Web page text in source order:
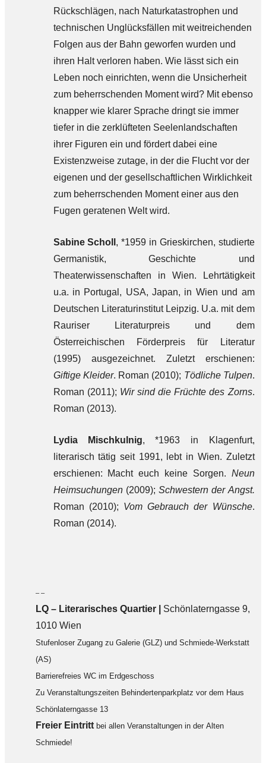
Rückschlägen, nach Naturkatastrophen und
technischen Unglücksfällen mit weitreichenden
Folgen aus der Bahn geworfen wurden und
ihren Halt verloren haben. Wie lässt sich ein
Leben noch einrichten, wenn die Unsicherheit
zum beherrschenden Moment wird? Mit ebenso
knapper wie klarer Sprache dringt sie immer
tiefer in die zerklüfteten Seelenlandschaften
ihrer Figuren ein und fördert dabei eine
Existenzweise zutage, in der die Flucht vor der
eigenen und der gesellschaftlichen Wirklichkeit
zum beherrschenden Moment einer aus den
Fugen geratenen Welt wird.
Sabine Scholl , *1959 in Grieskirchen, studierte
Germanistik, Geschichte und
Theaterwissenschaften in Wien. Lehrtätigkeit
u.a. in Portugal, USA, Japan, in Wien und am
Deutschen Literaturinstitut Leipzig. U.a. mit dem
Rauriser Literaturpreis und dem
Österreichischen Förderpreis für Literatur
(1995) ausgezeichnet. Zuletzt erschienen:
Giftige Kleider. Roman (2010); Tödliche Tulpen.
Roman (2011); Wir sind die Früchte des Zorns.
Roman (2013).
Lydia Mischkulnig, *1963 in Klagenfurt,
literarisch tätig seit 1991, lebt in Wien. Zuletzt
erschienen: Macht euch keine Sorgen. Neun
Heimsuchungen(2009); Schwestern der Angst.
Roman (2010); Vom Gebrauch der Wünsche.
Roman (2014).
– –
LQ –Literarisches Quartier | Schönlaterngasse 9,
1010 Wien
Stufenloser Zugang zu Galerie (GLZ) und Schmiede-Werkstatt
(AS)
Barrierefreies WC im Erdgeschoss
Zu Veranstaltungszeiten Behindertenparkplatz vor dem Haus
Schönlaterngasse 13
Freier Eintritt bei allen Veranstaltungen in der Alten
Schmiede!